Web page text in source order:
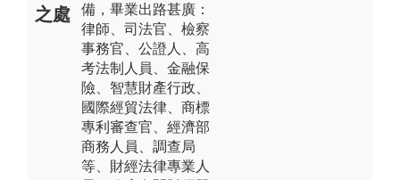
之處
備，畢業出路甚廣：
律師、司法官、檢察
事務官、公證人、高
考法制人員、金融保
險、智慧財產行政、
國際經貿法律、商標
專利審查官、經濟部
商務人員、調查局
等、財經法律專業人